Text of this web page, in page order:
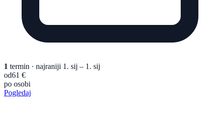
1 termin · najraniji 1. sij – 1. sij
od61 €
po osobi
Pogledaj